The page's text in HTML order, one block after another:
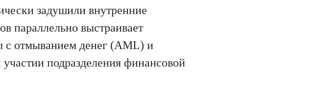
задушили внутренние
параллельно выстраивает
с отмыванием денег (AML) и
подразделения финансовой